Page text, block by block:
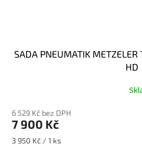
SADA PNEUMATIK METZELER
HD
6 529 Kč bez DPH
7 900 Kč
Měrná
3 950 Kč / 1 ks